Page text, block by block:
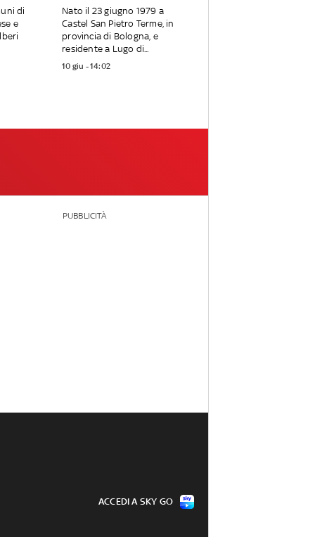
di
e
Nato il 23 giugno 1979 a
Castel San Pietro Terme, in
provincia di Bologna, e
residente a Lugo di...
10 giu - 14:02
PUBBLICITÀ
ACCEDI A SKY GO